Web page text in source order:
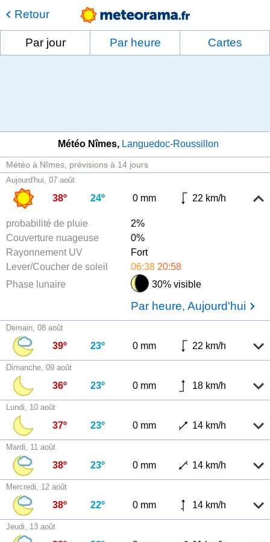
Retour
Par jour Par heure Cartes
Météo Nîmes Languedoc-Roussillon
Météo à Nîmes prévisions à 14 jours
Aujourd'hui, 07 août
38º 24º 0 mm 22 km/h
probabilité de pluie
2%
Couverture nuageuse
0%
Rayonnement UV
Fort
Lever/Coucher de soleil
06:38 20:58
Phase lunaire
30% visible
Par heure, Aujourd'hui
Demain, 08 août
39º 23º 0 mm 22 km/h
Dimanche, 09 août
36º 23º 0 mm 18 km/h
Lundi, 10 août
37º 23º 0 mm 14 km/h
Mardi, 11 août
38º 23º 0 mm 14 km/h
Mercredi, 12 août
38º 22º 0 mm 14 km/h
Jeudi, 13 août